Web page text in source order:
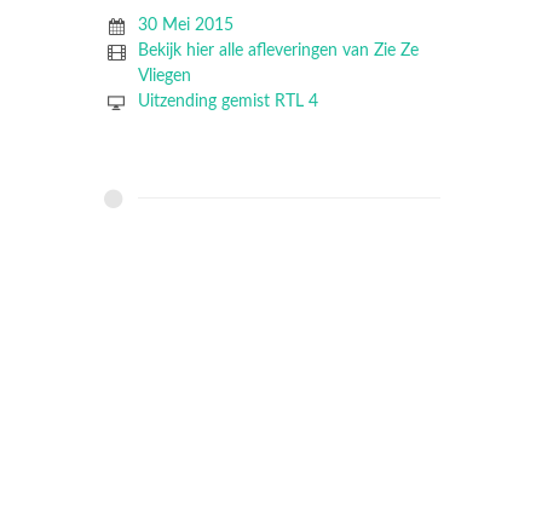
30 Mei 2015
Bekijk hier alle afleveringen van Zie Ze
Vliegen
Uitzending gemist RTL 4